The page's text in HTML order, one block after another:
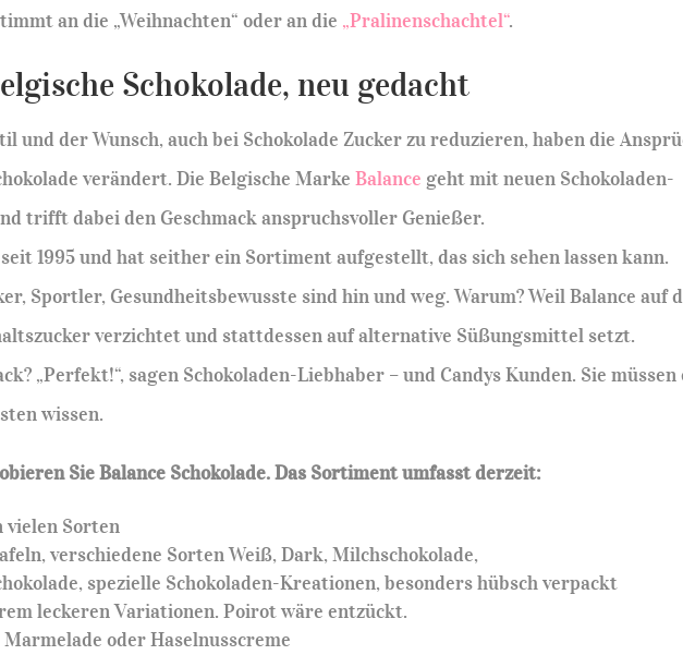
an die „Weihnachten“ oder an die „Pralinenschachtel“.
Schokolade, neu gedacht
und der Wunsch, auch bei Schokolade Zucker zu reduzieren, haben die
verändert. Die Belgische MarkeBalance geht mit neuen Schokoladen-
trifft dabei den Geschmack anspruchsvoller Genießer.
1995 und hat seither ein Sortiment aufgestellt, das sich sehen lassen kann.
Sportler, Gesundheitsbewusste sind hin und weg. Warum? Weil Balance auf
verzichtet und stattdessen auf alternative Süßungsmittel setzt.
„Perfekt!“, sagen Schokoladen-Liebhaber – und Candys Kunden. Sie müssen
wissen.
Sie Balance Schokolade. Das Sortiment umfasst derzeit:
vielen Sorten
verschiedene Sorten Weiß, Dark, Milchschokolade,
spezielle Schokoladen-Kreationen, besonders hübsch verpackt
leckeren Variationen. Poirot wäre entzückt.
oder Haselnusscreme